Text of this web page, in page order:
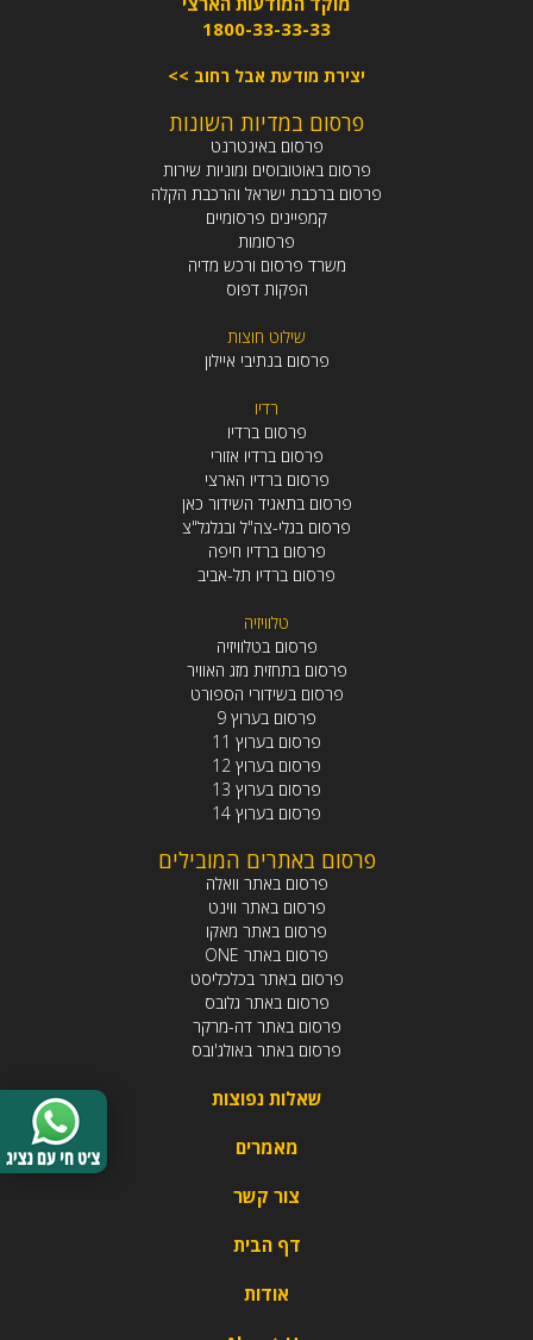
1800-33-33-33
יצירת מודעת אבל רחוב >>
פרסום במדיות השונות
פרסום באינטרנט
פרסום באוטובוסים ומוניות שירות
פרסום ברכבת ישראל והרכבת הקלה
קמפיינים פרסומיים
פרסומות
משרד פרסום ורכש מדיה
הפקות דפוס
שילוט חוצות
פרסום בנתיבי איילון
רדיו
פרסום ברדיו
פרסום ברדיו אזורי
פרסום ברדיו הארצי
פרסום בתאגיד השידור כאן
פרסום בגלי-צה"ל ובגלגל"צ
פרסום ברדיו חיפה
פרסום ברדיו תל-אביב
טלוויזיה
פרסום בטלוויזיה
פרסום בתחזית מזג האוויר
פרסום בשידורי הספורט
פרסום בערוץ 9
פרסום בערוץ 11
פרסום בערוץ 12
פרסום בערוץ 13
פרסום בערוץ 14
פרסום באתרים המובילים
פרסום באתר וואלה
פרסום באתר ווינט
פרסום באתר מאקו
פרסום באתר ONE
פרסום באתר בכלכליסט
פרסום באתר גלובס
פרסום באתר דה-מרקר
פרסום באתר באולג'ובס
שאלות נפוצות
מאמרים
צור קשר
דף הבית
אודות